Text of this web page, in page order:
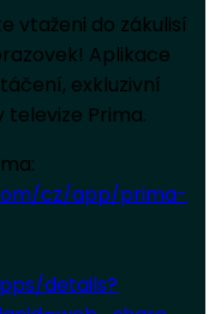
vtaženi do zákulisí
Aplikace
exkluzivní
Prima.
cz/app/prima-
details?